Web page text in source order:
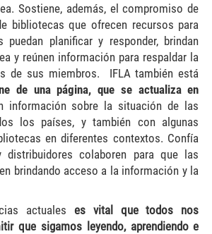
Sostiene, además, el compromiso de
bibliotecas que ofrecen recursos para
puedan planificar y responder, brindan
y reúnen información para respaldar la
de sus miembros. IFLA también está
de una página, que se actualiza en
información sobre la situación de las
los países, y también con algunas
en diferentes contextos. Confía
colaboren para que las
brindando acceso a la información y la
actuales es vital que todos nos
que sigamos leyendo, aprendiendo e